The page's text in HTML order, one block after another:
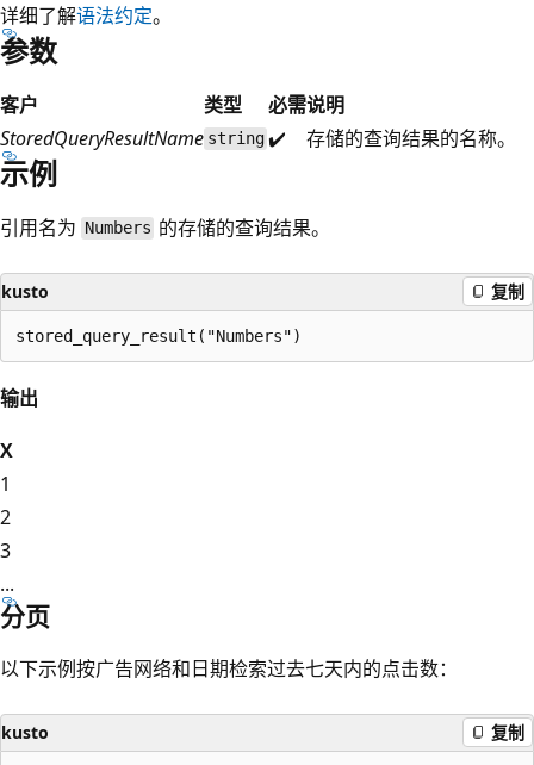
详细了解语法约定。
参数
客户 类型 必需说明
StoredQueryResultName string ✔️ 存储的查询结果的名称。
示例
引用名为 Numbers 的存储的查询结果。
kusto 复制
输出
X
1
2
3
...
分页
以下示例按广告网络和日期检索过去七天内的点击数：
kusto 复制